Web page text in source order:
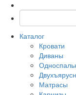
Каталог
Кровати
Диваны
Матрасы